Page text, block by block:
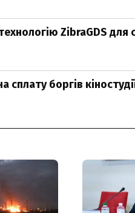
ZibraGDS для
сплату боргів